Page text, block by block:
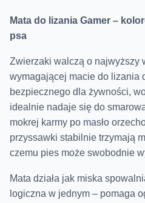
Mata do lizania Gamer –
psa
Zwierzaki walczą o najwyższy
wymagającej macie do lizania
bezpiecznego dla żywności,
idealnie nadaje się do
mokrej karmy po masło
przyssawki stabilnie trzymają
czemu pies może swobodnie
Mata działa jak miska
logiczna w jednym – pomaga